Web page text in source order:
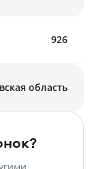
926
область